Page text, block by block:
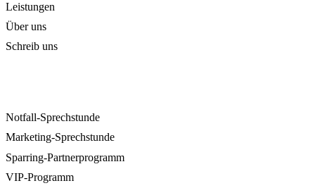
Leistungen
Über uns
Schreib uns
Notfall-Sprechstunde
Marketing-Sprechstunde
Sparring-Partnerprogramm
VIP-Programm